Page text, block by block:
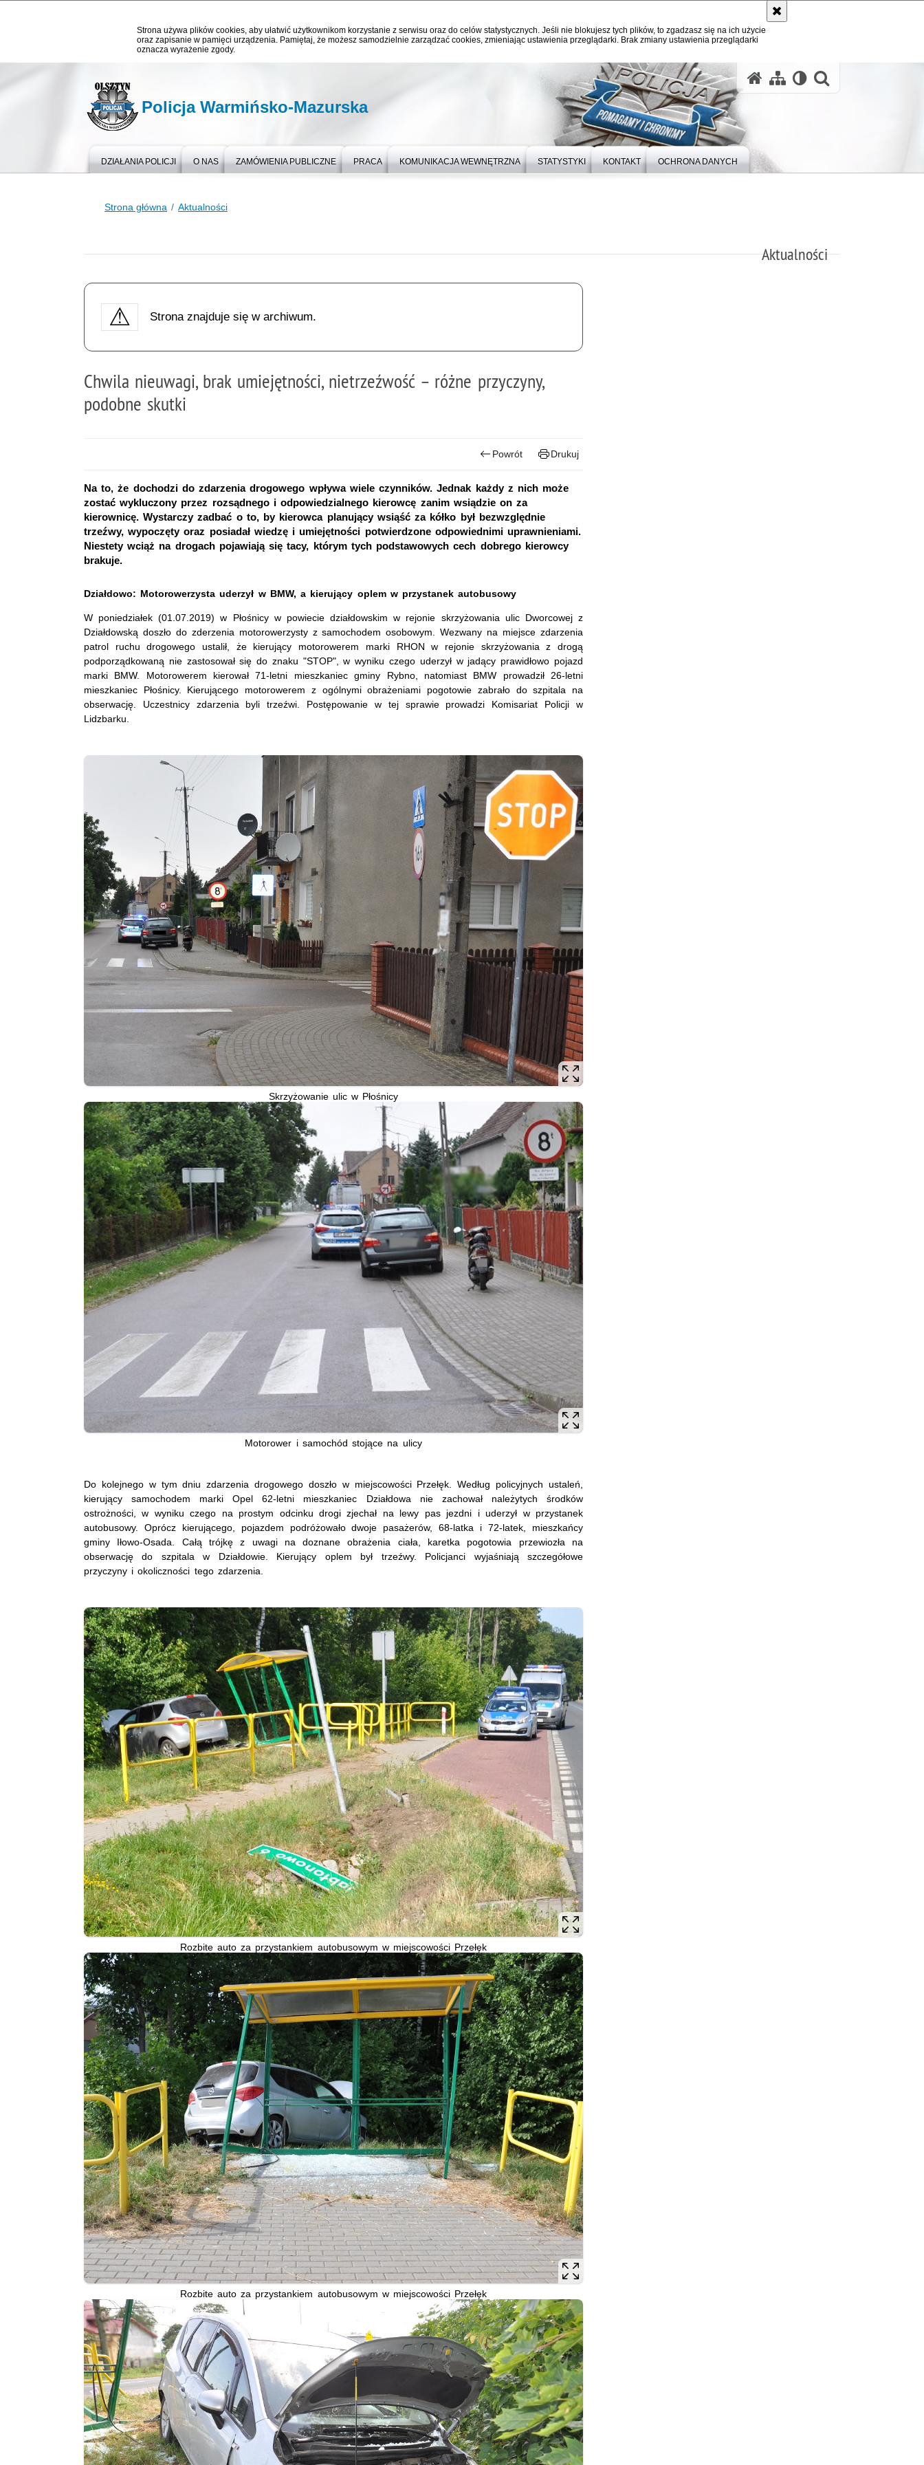
Strona używa plików cookies, aby ułatwić użytkownikom korzystanie z serwisu oraz do celów statystycznych. Jeśli nie blokujesz tych plików, to zgadzasz się na ich użycie
oraz zapisanie w pamięci urządzenia. Pamiętaj, że możesz samodzielnie zarządzać cookies, zmieniając ustawienia przeglądarki. Brak zmiany ustawienia przeglądarki
oznacza wyrażenie zgody.
Policja Warmińsko-Mazurska
DZIAŁANIA POLICJI O NAS ZAMÓWIENIA PUBLICZNE PRACA KOMUNIKACJA WEWNĘTRZNA STATYSTYKI KONTAKT OCHRONA DANYCH
Strona główna Aktualności
Aktualności
Strona znajduje się w archiwum.
Chwila nieuwagi, brak umiejętności, nietrzeźwość – różne przyczyny,
podobne skutki
Powrót Drukuj
Na to, że dochodzi do zdarzenia drogowego wpływa wiele czynników. Jednak każdy z nich może
zostać wykluczony przez rozsądnego i odpowiedzialnego kierowcę zanim wsiądzie on za
kierownicę. Wystarczy zadbać o to, by kierowca planujący wsiąść za kółko był bezwzględnie
trzeźwy, wypoczęty oraz posiadał wiedzę i umiejętności potwierdzone odpowiednimi uprawnieniami.
Niestety wciąż na drogach pojawiają się tacy, którym tych podstawowych cech dobrego kierowcy
brakuje.
Działdowo: Motorowerzysta uderzył w BMW, a kierujący oplem w przystanek autobusowy
W poniedziałek (01.07.2019) w Płośnicy w powiecie działdowskim w rejonie skrzyżowania ulic Dworcowej z
Działdowską doszło do zderzenia motorowerzysty z samochodem osobowym. Wezwany na miejsce zdarzenia
patrol ruchu drogowego ustalił, że kierujący motorowerem marki RHON w rejonie skrzyżowania z drogą
podporządkowaną nie zastosował się do znaku "STOP", w wyniku czego uderzył w jadący prawidłowo pojazd
marki BMW. Motorowerem kierował 71-letni mieszkaniec gminy Rybno, natomiast BMW prowadził 26-letni
mieszkaniec Płośnicy. Kierującego motorowerem z ogólnymi obrażeniami pogotowie zabrało do szpitala na
obserwację. Uczestnicy zdarzenia byli trzeźwi. Postępowanie w tej sprawie prowadzi Komisariat Policji w
Lidzbarku.
Skrzyżowanie ulic w Płośnicy
Motorower i samochód stojące na ulicy
Do kolejnego w tym dniu zdarzenia drogowego doszło w miejscowości Przełęk. Według policyjnych ustaleń,
kierujący samochodem marki Opel 62-letni mieszkaniec Działdowa nie zachował należytych środków
ostrożności, w wyniku czego na prostym odcinku drogi zjechał na lewy pas jezdni i uderzył w przystanek
autobusowy. Oprócz kierującego, pojazdem podróżowało dwoje pasażerów, 68-latka i 72-latek, mieszkańcy
gminy Iłowo-Osada. Całą trójkę z uwagi na doznane obrażenia ciała, karetka pogotowia przewiozła na
obserwację do szpitala w Działdowie. Kierujący oplem był trzeźwy. Policjanci wyjaśniają szczegółowe
przyczyny i okoliczności tego zdarzenia.
Rozbite auto za przystankiem autobusowym w miejscowości Przełęk
Rozbite auto za przystankiem autobusowym w miejscowości Przełęk